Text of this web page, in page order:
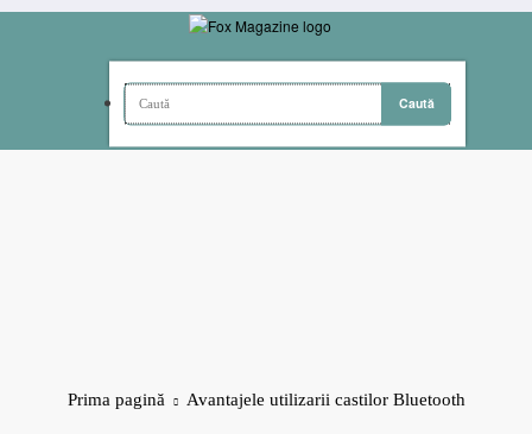
Prima pagină Avantajele utilizarii castilor Bluetooth